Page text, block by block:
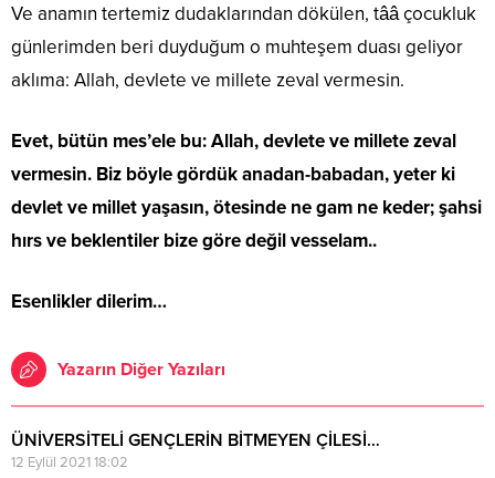
Ve anamın tertemiz dudaklarından dökülen, tââ çocukluk
günlerimden beri duyduğum o muhteşem duası geliyor
aklıma: Allah, devlete ve millete zeval vermesin.
Evet, bütün mes’ele bu: Allah, devlete ve millete zeval
vermesin. Biz böyle gördük anadan-babadan, yeter ki
devlet ve millet yaşasın, ötesinde ne gam ne keder; şahsi
hırs ve beklentiler bize göre değil vesselam..
Esenlikler dilerim…
Yazarın Diğer Yazıları
ÜNİVERSİTELİ GENÇLERİN BİTMEYEN ÇİLESİ…
12 Eylül 2021 18:02